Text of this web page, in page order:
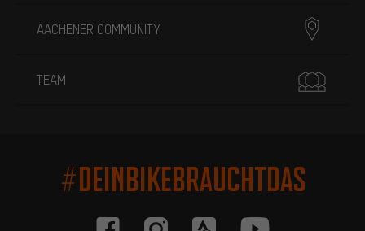
AACHENER COMMUNITY
TEAM
#DEINBIKEBRAUCHTDAS